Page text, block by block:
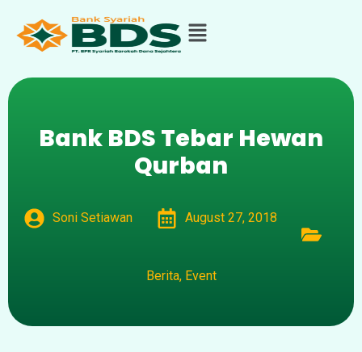
Bank BDS Tebar Hewan
Qurban
Soni Setiawan August 27, 2018
Berita, Event